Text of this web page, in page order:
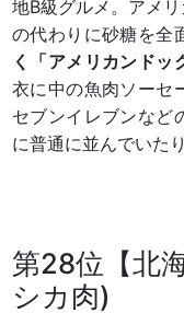
地B級グルメ。アメ
の代わりに砂糖を全
く「アメリカンドッ
衣に中の魚肉ソーセ
セブンイレブンなど
に普通に並んでいた
第28位【北
シカ肉)